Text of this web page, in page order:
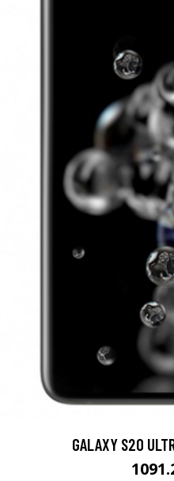
GALAXY S20